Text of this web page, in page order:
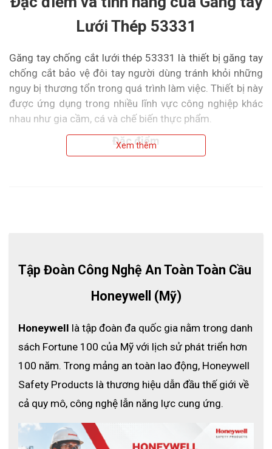
Lưới Thép 53331
Găng tay chống cắt lưới thép 53331 là thiết bị găng tay
chống cắt bảo vệ đôi tay người dùng tránh khỏi những
nguy bị thương tổn trong quá trình làm việc. Thiết bị này
được ứng dụng trong nhiều lĩnh vực công nghiệp khác
nhau như gia cầm, cá và chế biến thực phẩm.
Đặc điểm
hoặc ấn nút stud.
Không có khe bên trên găng tay bảo vệ hoàn toàn
Mỗi găng tay được cấp một số sêri duy nhất cho
phép truy xuất nguồn gốc, phân bổ găng tay riêng và
lưu giữ hồ sơ.
100% thép không gỉ đảm bảo găng tay không gây dị
ứng không có rủi ro nhiễm bẩn từ dây đeo buộc.
Xem thêm
Tập Đoàn Công Nghệ An Toàn Toàn Cầu
Honeywell (Mỹ)
Honeywell là tập đoàn đa quốc gia nằm trong danh
sách Fortune 100 của Mỹ với lịch sử phát triển hơn
100 năm. Trong mảng an toàn lao động, Honeywell
Safety Products là thương hiệu dẫn đầu thế giới về
cả quy mô, công nghệ lẫn năng lực cung ứng.